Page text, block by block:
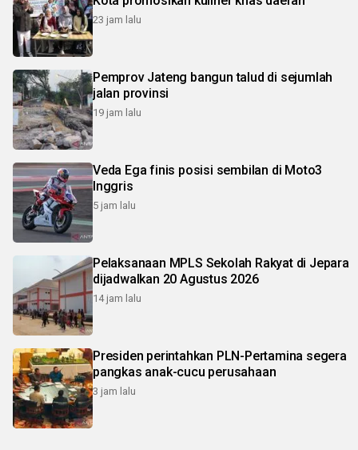
23 jam lalu
Pemprov Jateng bangun talud di sejumlah
jalan provinsi
19 jam lalu
Veda Ega finis posisi sembilan di Moto3
Inggris
5 jam lalu
Pelaksanaan MPLS Sekolah Rakyat di Jepara
dijadwalkan 20 Agustus 2026
14 jam lalu
Presiden perintahkan PLN-Pertamina segera
pangkas anak-cucu perusahaan
3 jam lalu